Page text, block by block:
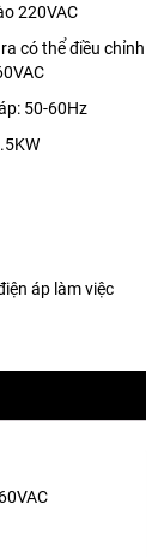
220VAC
có thể điều chỉnh
50-60Hz
áp làm việc